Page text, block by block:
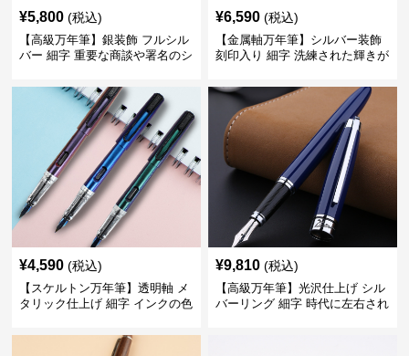
¥5,800 (税込)
【高級万年筆】銀装飾 フルシル
バー 細字 重要な商談や署名のシ
てくれる
¥6,590 (税込)
【金属軸万年筆】シルバー装飾
刻印入り 細字 洗練された輝きが
¥4,590 (税込)
【スケルトン万年筆】透明軸 メ
タリック仕上げ 細字 インクの色
する
¥9,810 (税込)
【高級万年筆】光沢仕上げ シル
バーリング 細字 時代に左右され